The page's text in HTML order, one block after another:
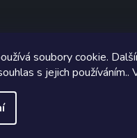
soubory cookie.
s jejich používáním..
návrh vytvořil a na